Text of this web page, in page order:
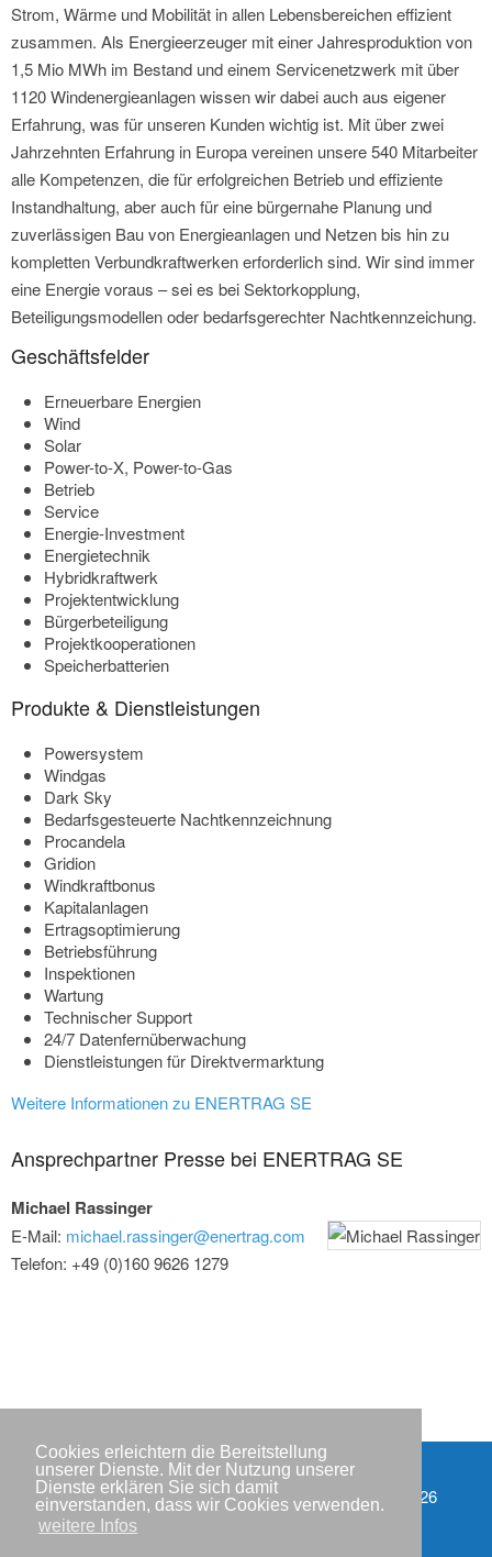
Cookies erleichtern die Bereitstellung
unserer Dienste. Mit der Nutzung unserer
Dienste erklären Sie sich damit
einverstanden, dass wir Cookies verwenden.
weitere Infos
Strom, Wärme und Mobilität in allen Lebensbereichen effizient
zusammen. Als Energieerzeuger mit einer Jahresproduktion von
1,5 Mio MWh im Bestand und einem Servicenetzwerk mit über
1120 Windenergieanlagen wissen wir dabei auch aus eigener
Erfahrung, was für unseren Kunden wichtig ist. Mit über zwei
Jahrzehnten Erfahrung in Europa vereinen unsere 540 Mitarbeiter
alle Kompetenzen, die für erfolgreichen Betrieb und effiziente
Instandhaltung, aber auch für eine bürgernahe Planung und
zuverlässigen Bau von Energieanlagen und Netzen bis hin zu
kompletten Verbundkraftwerken erforderlich sind. Wir sind immer
eine Energie voraus – sei es bei Sektorkopplung,
Beteiligungsmodellen oder bedarfsgerechter Nachtkennzeichung.
Geschäftsfelder
Erneuerbare Energien
Wind
Solar
Power-to-X, Power-to-Gas
Betrieb
Service
Energie-Investment
Energietechnik
Hybridkraftwerk
Projektentwicklung
Bürgerbeteiligung
Projektkooperationen
Speicherbatterien
Produkte & Dienstleistungen
Powersystem
Windgas
Dark Sky
Bedarfsgesteuerte Nachtkennzeichnung
Procandela
Gridion
Windkraftbonus
Kapitalanlagen
Ertragsoptimierung
Betriebsführung
Inspektionen
Wartung
Technischer Support
24/7 Datenfernüberwachung
Dienstleistungen für Direktvermarktung
Weitere Informationen zu ENERTRAG SE
Ansprechpartner Presse bei ENERTRAG SE
Michael Rassinger
E-Mail: michael.rassinger@enertrag.com
Telefon: +49 (0)160 9626 1279
Partner
Impressum
Copyright © IWR 2026